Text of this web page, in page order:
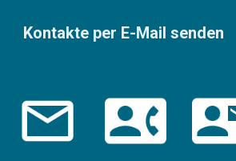
Kontakte per E-Mail senden